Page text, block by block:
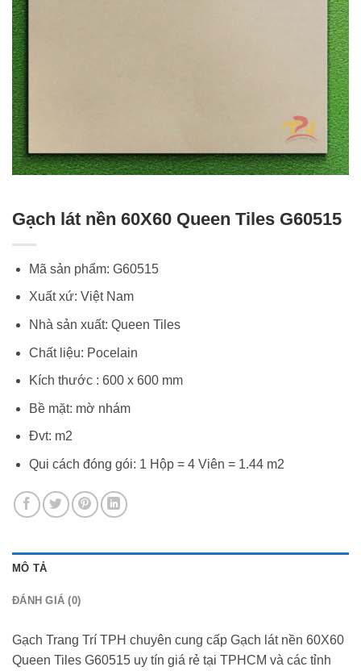
Gạch lát nền 60X60 Queen Tiles G60515
Mã sản phẩm: G60515
Xuất xứ: Việt Nam
Nhà sản xuất: Queen Tiles
Chất liệu: Pocelain
Kích thước : 600 x 600 mm
Bề mặt: mờ nhám
Đvt: m2
Qui cách đóng gói: 1 Hộp = 4 Viên = 1.44 m2
MÔ TẢ
ĐÁNH GIÁ (0)
Gạch Trang Trí TPH chuyên cung cấp Gạch lát nền 60X60
Queen Tiles G60515 uy tín giá rẻ tại TPHCM và các tỉnh